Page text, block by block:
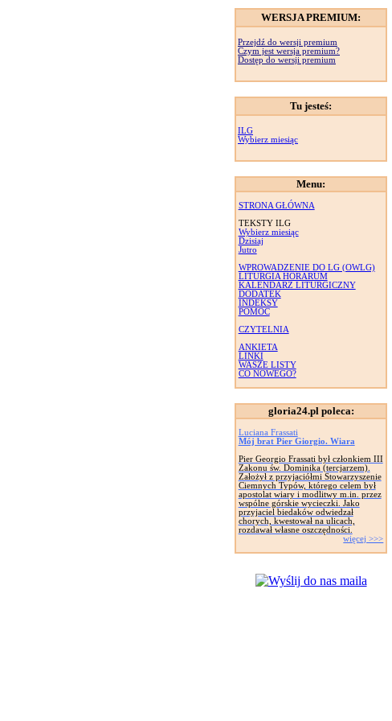
WERSJA PREMIUM:
Przejdź do wersji premium
Czym jest wersja premium?
Dostęp do wersji premium
Tu jesteś:
ILG
Wybierz miesiąc
Menu:
STRONA GŁÓWNA
TEKSTY ILG
Wybierz miesiąc
Dzisiaj
Jutro
WPROWADZENIE DO LG (OWLG)
LITURGIA HORARUM
KALENDARZ LITURGICZNY
DODATEK
INDEKSY
POMOC
CZYTELNIA
ANKIETA
LINKI
WASZE LISTY
CO NOWEGO?
gloria24.pl poleca:
Luciana Frassati
Mój brat Pier Giorgio. Wiara
Pier Georgio Frassati był członkiem III
Zakonu św. Dominika (tercjarzem).
Założył z przyjaciółmi Stowarzyszenie
Ciemnych Typów, którego celem był
apostolat wiary i modlitwy m.in. przez
wspólne górskie wycieczki. Jako
przyjaciel biedaków odwiedzał
chorych, kwestował na ulicach,
rozdawał własne oszczędności.
więcej >>>